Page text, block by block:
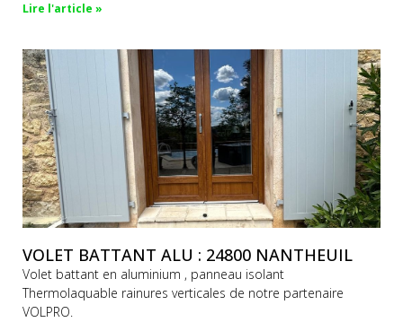
Lire l'article »
VOLET BATTANT ALU : 24800 NANTHEUIL
Volet battant en aluminium , panneau isolant
Thermolaquable rainures verticales de notre partenaire
VOLPRO.